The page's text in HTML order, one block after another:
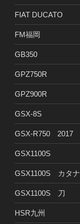
FIAT DUCATO
FM福岡
GB350
GPZ750R
GPZ900R
GSX-8S
GSX-R750 2017
GSX1100S
GSX1100S カタナ
GSX1100S 刀
HSR九州